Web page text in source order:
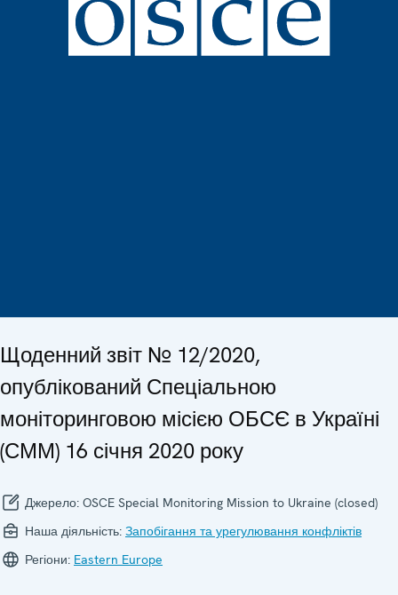
Щоденний звіт № 12/2020,
опублікований Спеціальною
моніторинговою місією ОБСЄ в Україні
(СММ) 16 січня 2020 року
Джерело: OSCE Special Monitoring Mission to Ukraine (closed)
Наша діяльність: Запобігання та урегулювання конфліктів
Регіони: Eastern Europe